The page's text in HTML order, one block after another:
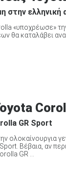
στην ελληνική
«υποχρέωσε»
θα καταλάβει
GR Sport
Βέβαια, αν
GR ...